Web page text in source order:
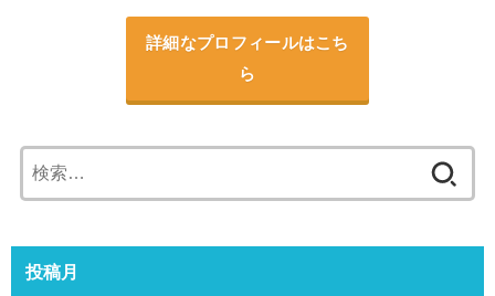
詳細なプロフィールはこち
ら
索:
投稿月